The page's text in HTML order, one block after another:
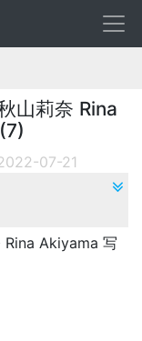
山莉奈 Rina
07-21